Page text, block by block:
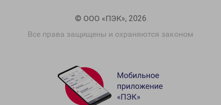
© ООО «ПЭК», 2026
Все права защищены и охраняются законом